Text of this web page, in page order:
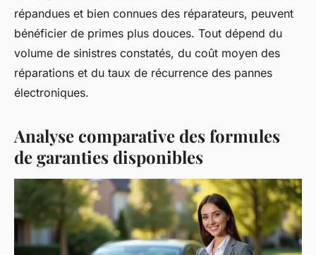
répandues et bien connues des réparateurs, peuvent
bénéficier de primes plus douces. Tout dépend du
volume de sinistres constatés, du coût moyen des
réparations et du taux de récurrence des pannes
électroniques.
Analyse comparative des formules
de garanties disponibles